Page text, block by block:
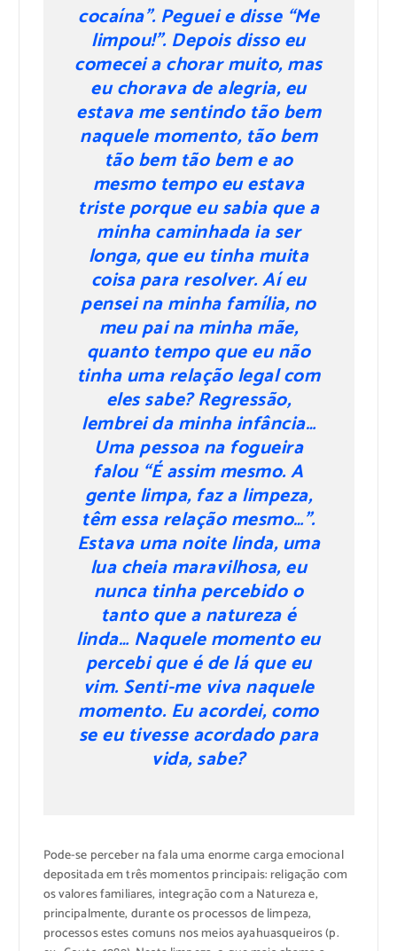
cocaína”. Peguei e disse “Me
limpou!”. Depois disso eu
comecei a chorar muito, mas
eu chorava de alegria, eu
estava me sentindo tão bem
naquele momento, tão bem
tão bem tão bem e ao
mesmo tempo eu estava
triste porque eu sabia que a
minha caminhada ia ser
longa, que eu tinha muita
coisa para resolver. Aí eu
pensei na minha família, no
meu pai na minha mãe,
quanto tempo que eu não
tinha uma relação legal com
eles sabe? Regressão,
lembrei da minha infância…
Uma pessoa na fogueira
falou “É assim mesmo. A
gente limpa, faz a limpeza,
têm essa relação mesmo…”.
Estava uma noite linda, uma
lua cheia maravilhosa, eu
nunca tinha percebido o
tanto que a natureza é
linda… Naquele momento eu
percebi que é de lá que eu
vim. Senti-me viva naquele
momento. Eu acordei, como
se eu tivesse acordado para
vida, sabe?
Pode-se perceber na fala uma enorme carga emocional
depositada em três momentos principais: religação com
os valores familiares, integração com a Natureza e,
principalmente, durante os processos de limpeza,
processos estes comuns nos meios ayahuasqueiros (p.